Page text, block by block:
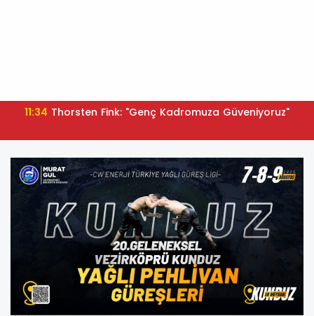
11:34 Thorsten Fink: "Genç Kadromuza Güveniyoruz"